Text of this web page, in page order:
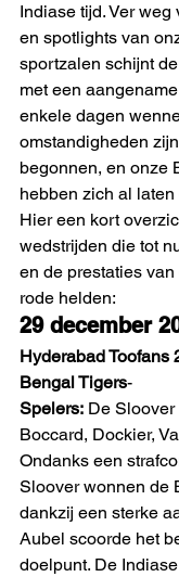
Indiase tijd. Ver
en spotlights van
sportzalen schijnt
met een
enkele dagen
omstandigheden
begonnen, en onze
hebben zich al laten
Hier een kort
wedstrijden die tot
en de prestaties
rode helden:
29 december
Hyderabad Toofans
Bengal Tigers-
Spelers: De Sloover
Boccard, Dockier,
Ondanks een
Sloover wonnen de
dankzij een sterke
Aubel scoorde het
doelpunt. De